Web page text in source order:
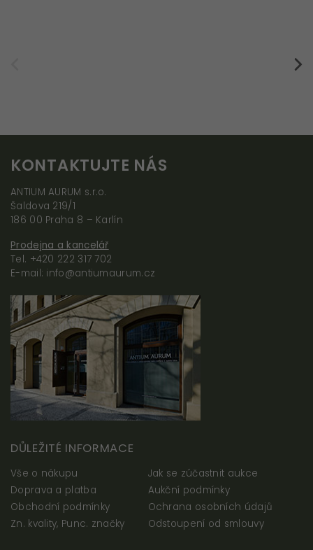
KONTAKTUJTE NÁS
ANTIUM AURUM s.r.o.
Šaldova 219/1
186 00 Praha 8 – Karlín
Prodejna a kancelář
Tel. +420 222 317 702
E-mail: info@antiumaurum.cz
DŮLEŽITÉ INFORMACE
Vše o nákupu
Jak se zúčastnit aukce
Doprava a platba
Aukční podmínky
Obchodní podmínky
Ochrana osobních údajů
Zn. kvality, Punc. značky
Odstoupení od smlouvy
jsou
fungoval
Abychom
funkčnost
a
strukturu
webových